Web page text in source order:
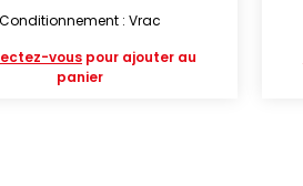
: Vrac
vous pour ajouter au
panier